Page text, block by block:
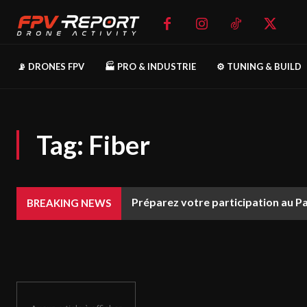
📡 DRONES FPV 🏭 PRO & INDUSTRIE ⚙️ TUNING & BUILD
Tag: Fiber
BREAKING NEWS Préparez votre participation au